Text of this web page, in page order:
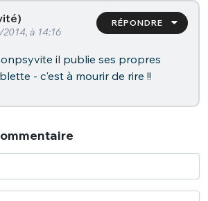
RÉPONDRE
à 14:16
il publie ses propres
- c'est à mourir de rire !!